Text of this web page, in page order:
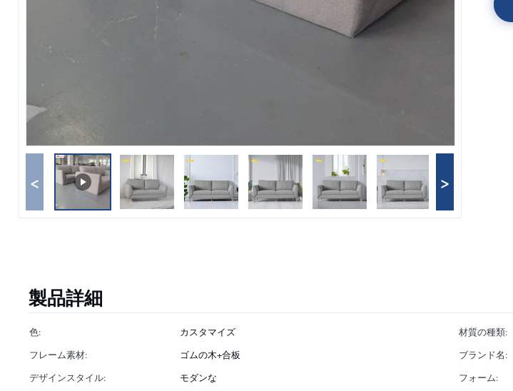
< >
製品詳細
色: カスタマイズ 材質の種類:
フレーム素材:
ゴムの木+合板 ブランド名:
デザインスタイル:
モダンな フォーム: